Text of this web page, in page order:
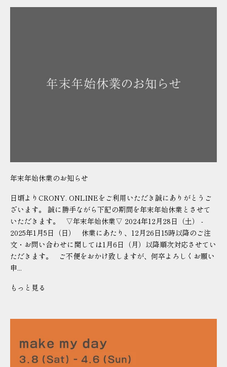
年末年始休業のお知らせ
日頃よりCRONY. ONLINEをご利用いただき誠にありがとうご
ざいます。 誠に勝手ながら下記の期間を年末年始休業とさせて
いただきます。 ▽年末年始休業▽ 2024年12月28日（土） -
2025年1月5日（日） 休業にあたり、12月26日15時以降のご注
文・お問い合わせに関しては1月6日（月）以降順次対応させてい
ただきます。 ご不便をおかけ致しますが、何卒よろしくお願い
申...
もっと見る